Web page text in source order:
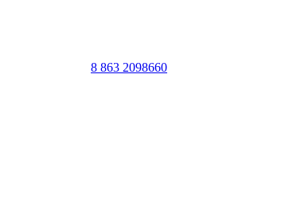
8 863 2098660